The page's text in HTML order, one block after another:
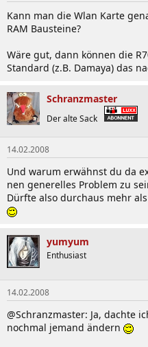
Kann man die Wlan Karte
RAM Bausteine?
Wäre gut, dann können die
Standard (z.B. Damaya) das
Schranzmaster
Der alte Sack
14.02.2008
Und warum erwähnst du da
nen generelles Problem zu
Dürfte also durchaus mehr
yumyum
Enthusiast
14.02.2008
@Schranzmaster: Ja, dachte
nochmal jemand ändern